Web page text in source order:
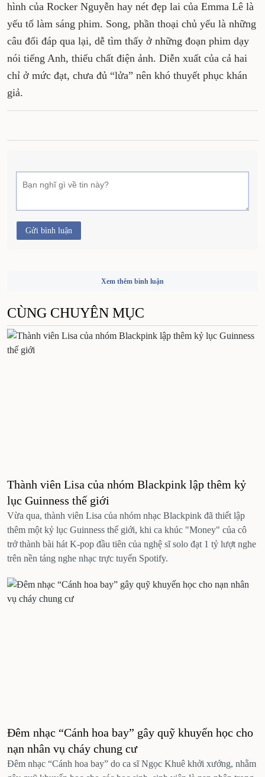
hình của Rocker Nguyễn hay nét đẹp lai của Emma Lê là
yếu tố làm sáng phim. Song, phần thoại chủ yếu là những
câu đối đáp qua lại, dễ tìm thấy ở những đoạn phim dạy
nói tiếng Anh, thiếu chất điện ảnh. Diễn xuất của cả hai
chỉ ở mức đạt, chưa đủ “lửa” nên khó thuyết phục khán
giả.
Gửi bình luận
Xem thêm bình luận
CÙNG CHUYÊN MỤC
Thành viên Lisa của nhóm Blackpink lập thêm kỷ
lục Guinness thế giới
Vừa qua, thành viên Lisa của nhóm nhạc Blackpink đã thiết lập
thêm một kỷ lục Guinness thế giới, khi ca khúc "Money" của cô
trở thành bài hát K-pop đầu tiên của nghệ sĩ solo đạt 1 tỷ lượt nghe
trên nền tảng nghe nhạc trực tuyến Spotify.
Đêm nhạc “Cánh hoa bay” gây quỹ khuyến học cho
nạn nhân vụ cháy chung cư
Đêm nhạc “Cánh hoa bay” do ca sĩ Ngọc Khuê khởi xướng, nhằm